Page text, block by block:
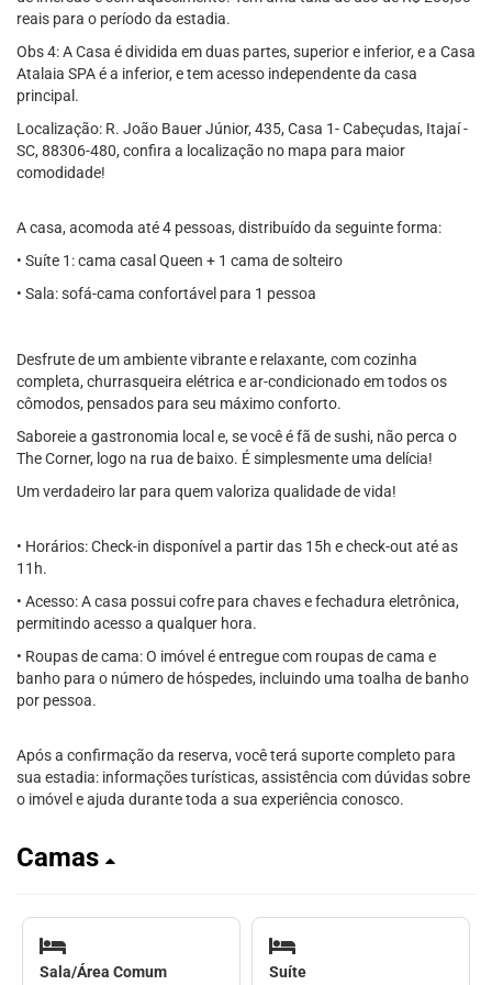
reais para o período da estadia.
Obs 4: A Casa é dividida em duas partes, superior e inferior, e a Casa
Atalaia SPA é a inferior, e tem acesso independente da casa
principal.
Localização: R. João Bauer Júnior, 435, Casa 1- Cabeçudas, Itajaí -
SC, 88306-480, confira a localização no mapa para maior
comodidade!
A casa, acomoda até 4 pessoas, distribuído da seguinte forma:
• Suíte 1: cama casal Queen + 1 cama de solteiro
• Sala: sofá-cama confortável para 1 pessoa
Desfrute de um ambiente vibrante e relaxante, com cozinha
completa, churrasqueira elétrica e ar-condicionado em todos os
cômodos, pensados para seu máximo conforto.
Saboreie a gastronomia local e, se você é fã de sushi, não perca o
The Corner, logo na rua de baixo. É simplesmente uma delícia!
Um verdadeiro lar para quem valoriza qualidade de vida!
• Horários: Check-in disponível a partir das 15h e check-out até as
11h.
• Acesso: A casa possui cofre para chaves e fechadura eletrônica,
permitindo acesso a qualquer hora.
• Roupas de cama: O imóvel é entregue com roupas de cama e
banho para o número de hóspedes, incluindo uma toalha de banho
por pessoa.
Após a confirmação da reserva, você terá suporte completo para
sua estadia: informações turísticas, assistência com dúvidas sobre
o imóvel e ajuda durante toda a sua experiência conosco.
Camas
Sala/Área Comum Suíte